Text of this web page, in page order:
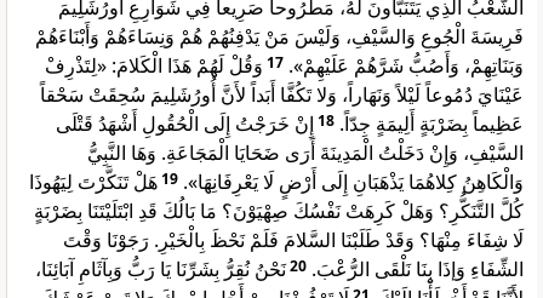
الشَّعْبُ الَّذِي يَتَنَبَّأُونَ لَهُ، مَطْرُوحاً صَرِيعاً فِي شَوَارِعِ أُورُشَلِيمَ
فَرِيسَةَ الْجُوعِ وَالسَّيْفِ، وَلَيْسَ مَنْ يَدْفِنُهُمْ هُمْ وَنِسَاءَهُمْ وَأَبْنَاءَهُمْ
وَبَنَاتِهِمْ، وَأَصُبُّ شَرَّهُمْ عَلَيْهِمْ». 17 وَقُلْ لَهُمْ هَذَا الْكَلامَ: «لِتَذْرِفْ
عَيْنَايَ دُمُوعاً لَيْلاً وَنَهَاراً، وَلا تَكُفَّا أَبَداً لأَنَّ أُورُشَلِيمَ سُحِقَتْ سَحْقاً
عَظِيماً بِضَرْبَةٍ أَلِيمَةٍ جِدّاً. 18 إِنْ خَرَجْتُ إِلَى الْحُقُولِ أَشْهَدُ قَتْلَى
السَّيْفِ، وَإِنْ دَخَلْتُ الْمَدِينَةَ أَرَى ضَحَايَا الْمَجَاعَةِ. وَهَا النَّبِيُّ
وَالْكَاهِنُ كِلاهُمَا يَذْهَبَانِ إِلَى أَرْضٍ لَا يَعْرِفَانِهَا». 19هَلْ تَنَكَّرْتَ لِيَهُوذَا
كُلَّ التَّنَكُّرِ؟ وَهَلْ كَرِهَتْ نَفْسُكَ صِهْيَوْنَ؟ مَا بَالُكَ قَدِ ابْتَلَيْتَنَا بِضَرْبَةٍ
لَا شِفَاءَ مِنْهَا؟ وَقَدْ طَلَبْنَا السَّلامَ فَلَمْ نَحْظَ بِالْخَيْرِ. رَجَوْنَا وَقْتَ
الشِّفَاءِ وَإذَا بِنَا نَلْقَى الرُّعْبَ. 20نَحْنُ نُقِرُّ بِشَرِّنَا يَا رَبُّ وَبِآثَامِ آبَائِنَا،